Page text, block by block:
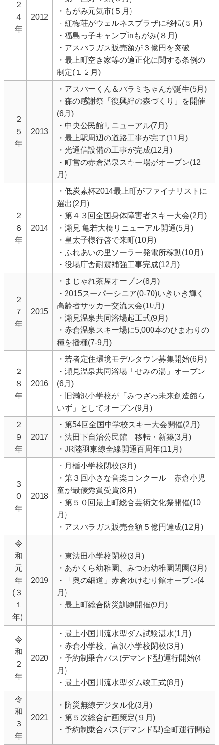
２
４
年
2012
・もがみ元気市(５月)
・紅梅荘がウェルネスプラザに移転(５月)
・福島っ子キャンプinもがみ(８月)
・アスパラガス販売額が３億円を突破
・最上町空き家等の適正化に関する条例の
制定(１２月)
２
５
年
2013
・アスパーくん＆パラミちゃんが誕生(5月)
・森の感謝祭「復興絆の森づくり」を開催
(6月)
・中央公民館リニューアル(7月)
・最上駅周辺の道路工事が完了(11月)
・光通信設備の工事が完成(12月)
・町営の赤倉温泉スキー場がオープン(12
月)
２
６
年
2014
・低炭素杯2014最上町がファイナリストに
選出(2月)
・第４３回全国身体障害者スキー大会(2月)
・瀬見 亀若大橋リニューアル開通(5月)
・皇太子様行啓で来町(10月)
・ふれあいの里ソーラー発電所稼動(10月)
・役場庁舎耐震補強工事完成(12月)
２
７
年
2015
・まじゃれ茶屋オープン(8月)
・2015スーパーシニア(0-70)いきいき輝く
高齢者サッカー交流大会(10月)
・瀬見温泉共同浴場起工式(9月)
・赤倉温泉スキー場に5,000本のひまわりの
種を播種(7-9月)
２
８
年
2016
・若者定住環境モデルタウン募集開始(6月)
・瀬見温泉共同浴場「せみの湯」オープン
(6月)
・旧満沢小学校が「みつざわ未来創造館ら
いず」としてオープン(9月)
２
９
年
2017
・第54回全国中学校スキー大会開催(2月)
・法田下自治公民館 移転・新築(3月)
・JR陸羽東線全線開通百周年(11月)
３
０
年
2018
・月楯小学校閉校(3月)
・第３回小さな音楽コンクール 赤倉小児
童が最優秀賞受賞(8月)
・第５０回最上町総合芸術文化祭開催(10
月)
・アスパラガス販売金額５億円達成(12月)
令
和
元
年
(３
１
年)
2019
・東法田小学校閉校(3月)
・あかくら幼稚園、みつわ幼稚園閉園(3月)
・「奥の細道」赤倉ゆけむり館オープン(4
月)
・最上町総合防災訓練開催(9月)
令
和
２
年
2020
・最上小国川流水型ダム試験湛水(1月)
・赤倉小学校、富沢小学校閉校(3月)
・予約制乗合バス(デマンド型)運行開始(4
月)
・最上小国川流水型ダム竣工式(8月)
令
和
３
年
2021
・防災無線デジタル化(3月)
・第５次総合計画策定(９月)
・予約制乗合バス(デマンド型)全町運行開始